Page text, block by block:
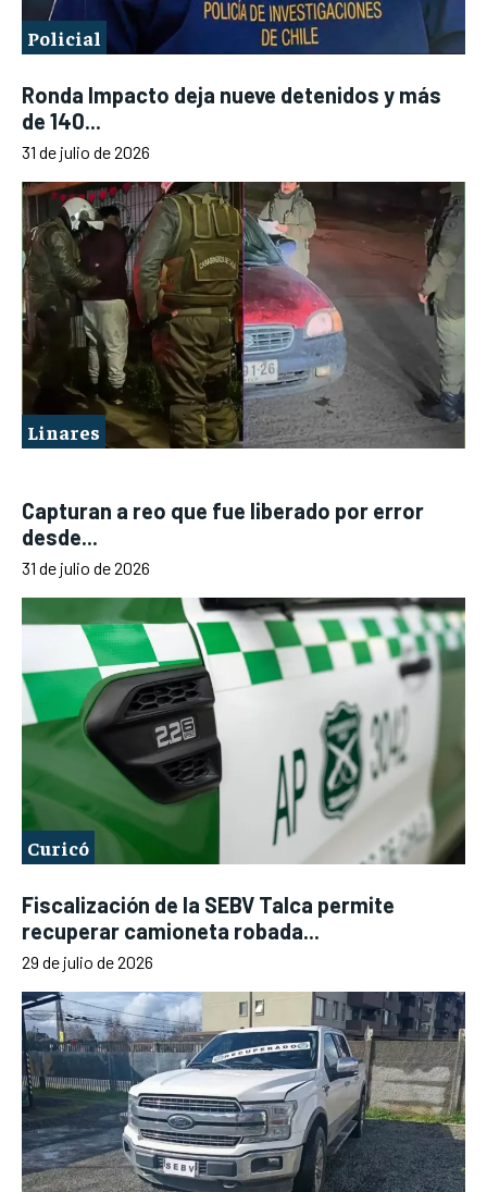
Policial
Ronda Impacto deja nueve detenidos y más
de 140...
31 de julio de 2026
Linares
Capturan a reo que fue liberado por error
desde...
31 de julio de 2026
Curicó
Fiscalización de la SEBV Talca permite
recuperar camioneta robada...
29 de julio de 2026